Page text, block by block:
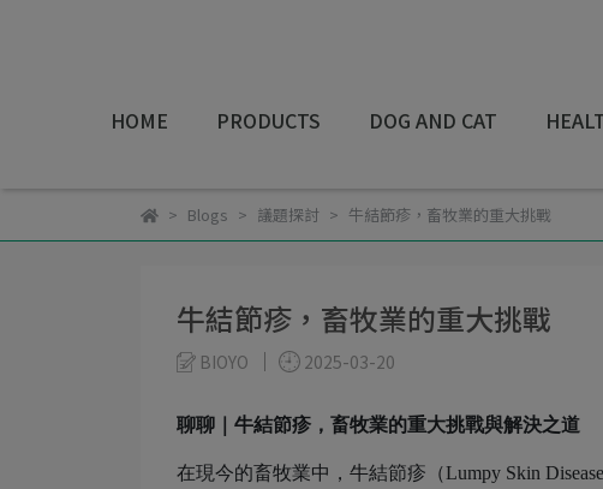
HOME PRODUCTS DOG AND CAT
Blogs 議題探討 牛結節疹，畜牧業的重大挑戰
牛結節疹，畜牧業的重大挑戰
BIOYO 2025-03-20
聊聊｜牛結節疹，畜牧業的重大挑戰與解決之道
在現今的畜牧業中，牛結節疹（Lumpy Skin